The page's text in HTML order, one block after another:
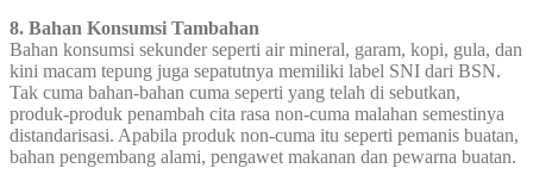
8. Bahan Konsumsi Tambahan
Bahan konsumsi sekunder seperti air mineral, garam, kopi, gula, dan
kini macam tepung juga sepatutnya memiliki label SNI dari BSN.
Tak cuma bahan-bahan cuma seperti yang telah di sebutkan,
produk-produk penambah cita rasa non-cuma malahan semestinya
distandarisasi. Apabila produk non-cuma itu seperti pemanis buatan,
bahan pengembang alami, pengawet makanan dan pewarna buatan.